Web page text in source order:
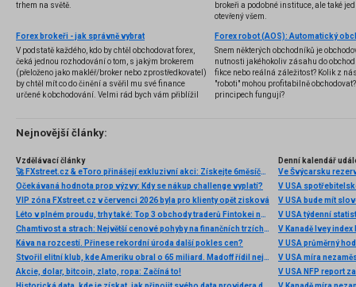
trhem na světě.
brokeři a podobné instituce, ale také
otevřený všem.
Forex brokeři - jak správně vybrat
V podstatě každého, kdo by chtěl obchodovat forex,
čeká jednou rozhodování o tom, s jakým brokerem
(přeloženo jako makléř/broker nebo zprostředkovatel)
by chtěl mít co do činění a svěřil mu své finance
určené k obchodování. Velmi rád bych vám přiblížil
několik příkladů nejznámějších z nich.
Snem některých obchodníků je
nutnosti jakéhokoliv zásahu do
fikce nebo reálná záležitost? Kolik z
"roboti" mohou profitabilně
principech fungují?
Nejnovější články:
Vzdělávací články
🚀 FXstreet.cz & eToro přinášejí exkluzivní akci: Získejte 6měsíční členství ve VIP zóně ZDARMA
Očekávaná hodnota prop výzvy: Kdy se nákup challenge vyplatí?
VIP zóna FXstreet.cz v červenci 2026 byla pro klienty opět zisková
Léto v plném proudu, trhy také: Top 3 obchody traderů Fintokei na indexech a zlatě
Chamtivost a strach: Největší cenové pohyby na finančních trzích (červenec 2026)
Káva na rozcestí. Přinese rekordní úroda další pokles cen?
Stvořil elitní klub, kde Ameriku obral o 65 miliard. Madoff řídil největší Ponzi dějin
Akcie, dolar, bitcoin, zlato, ropa: Začíná to!
Denní kalendář
Ve Švýcarsku
V USA
V USA bude mít
V USA týdenní
V Kanadě Ivey index
V USA průměrný
V USA míra
V USA NFP report